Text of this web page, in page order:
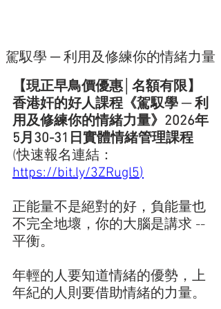
駕馭學 ─ 利用及修練你的情緒力量
【現正早鳥價優惠│名額有限】
香港奸的好人課程《駕馭學 ─ 利
用及修練你的情緒力量》2026年
5月30-31日實體情緒管理課程
(快速報名連結：
https://bit.ly/3ZRugl5)
正能量不是絕對的好，負能量也
不完全地壞，你的大腦是講求 --
平衡。
年輕的人要知道情緒的優勢，上
年紀的人則要借助情緒的力量。